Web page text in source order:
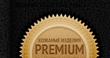
Время: 0.02743 сек.